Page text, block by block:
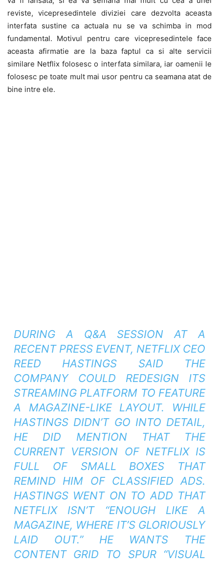
reviste, vicepresedintele diviziei care dezvolta aceasta
interfata sustine ca actuala nu se va schimba in mod
fundamental. Motivul pentru care vicepresedintele face
aceasta afirmatie are la baza faptul ca si alte servicii
similare Netflix folosesc o interfata similara, iar oamenii le
folosesc pe toate mult mai usor pentru ca seamana atat de
bine intre ele.
DURING A Q&A SESSION AT A
RECENT PRESS EVENT, NETFLIX CEO
REED HASTINGS SAID THE
COMPANY COULD REDESIGN ITS
STREAMING PLATFORM TO FEATURE
A MAGAZINE-LIKE LAYOUT. WHILE
HASTINGS DIDN’T GO INTO DETAIL,
HE DID MENTION THAT THE
CURRENT VERSION OF NETFLIX IS
FULL OF SMALL BOXES THAT
REMIND HIM OF CLASSIFIED ADS.
HASTINGS WENT ON TO ADD THAT
NETFLIX ISN’T “ENOUGH LIKE A
MAGAZINE, WHERE IT’S GLORIOUSLY
LAID OUT.” HE WANTS THE
CONTENT GRID TO SPUR “VISUAL